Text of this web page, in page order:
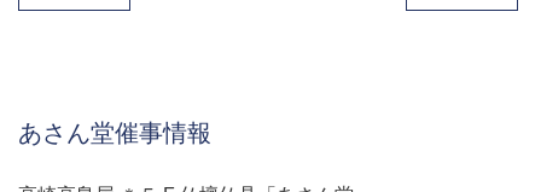
あさん堂催事情報